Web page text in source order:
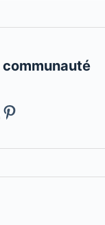
communauté
Pinterest